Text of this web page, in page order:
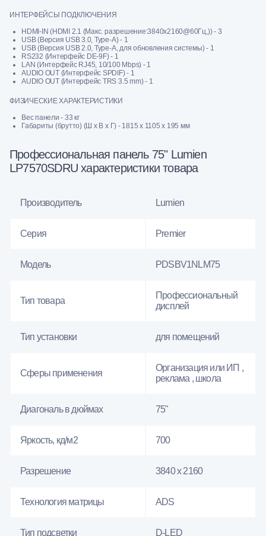
ИНТЕРФЕЙСЫ ПОДКЛЮЧЕНИЯ
HDMI-IN (HDMI 2.1 (Макс. разрешение:3840x2160@60Гц,)) - 3
USB (Версия USB 3.0, Type-A) - 1
USB (Версия USB 2.0, Type-A, для обновления системы) - 1
RS232 (Интерфейс DE-9F) - 1
LAN (Интерфейс RJ45, 10/100 Mbps) - 1
AUDIO OUT (Интерфейс SPDIF) - 1
AUDIO OUT (Интерфейс TRS 3.5 mm) - 1
ФИЗИЧЕСКИЕ ХАРАКТЕРИСТИКИ
Вес панели - 33 кг
Габариты (брутто) (Ш x В x Г) - 1815 х 1105 х 195 мм
Профессиональная панель 75" Lumien
LP7570SDRU характеристики товара
Производитель Lumien
Серия Premier
Модель PDSBV1NLM75
Тип товара
Профессиональный
дисплей
Тип установки для помещений
Сферы применения
Организация или ИП ,
реклама , школа
Диагональ в дюймах 75"
Яркость, кд/м2 700
Разрешение 3840 x 2160
Технология матрицы ADS
Тип подсветки D-LED